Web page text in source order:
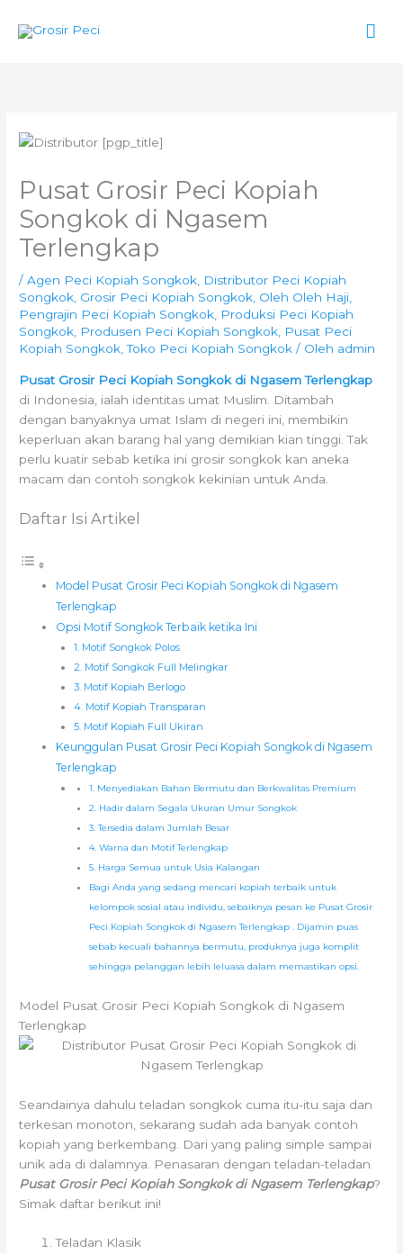
Pusat Grosir Peci Kopiah
Songkok di Ngasem
Terlengkap
/Agen Peci Kopiah Songkok, Distributor Peci Kopiah
Songkok, Grosir Peci Kopiah Songkok, Oleh Oleh Haji,
Pengrajin Peci Kopiah Songkok, Produksi Peci Kopiah
Songkok, Produsen Peci Kopiah Songkok, Pusat Peci
Kopiah Songkok,Toko Peci Kopiah Songkok / Oleh admin
Pusat Grosir Peci Kopiah Songkok di Ngasem Terlengkap
di Indonesia, ialah identitas umat Muslim. Ditambah
dengan banyaknya umat Islam di negeri ini, membikin
keperluan akan barang hal yang demikian kian tinggi. Tak
perlu kuatir sebab ketika ini grosir songkok kan aneka
macam dan contoh songkok kekinian untuk Anda.
Daftar Isi Artikel
Model Pusat Grosir Peci Kopiah Songkok di Ngasem
Terlengkap
Opsi Motif Songkok Terbaik ketika Ini
1. Motif Songkok Polos
2. Motif Songkok Full Melingkar
3. Motif Kopiah Berlogo
4. Motif Kopiah Transparan
5. Motif Kopiah Full Ukiran
Keunggulan Pusat Grosir Peci Kopiah Songkok di Ngasem
Terlengkap
1. Menyediakan Bahan Bermutu dan Berkwalitas Premium
2. Hadir dalam Segala Ukuran Umur Songkok
3. Tersedia dalam Jumlah Besar
4. Warna dan Motif Terlengkap
5. Harga Semua untuk Usia Kalangan
Bagi Anda yang sedang mencari kopiah terbaik untuk
kelompok sosial atau individu, sebaiknya pesan ke Pusat Grosir
Peci Kopiah Songkok di Ngasem Terlengkap . Dijamin puas
sebab kecuali bahannya bermutu, produknya juga komplit
sehingga pelanggan lebih leluasa dalam memastikan opsi.
Model Pusat Grosir Peci Kopiah Songkok di Ngasem
Terlengkap
Seandainya dahulu teladan songkok cuma itu-itu saja dan
terkesan monoton, sekarang sudah ada banyak contoh
kopiah yang berkembang. Dari yang paling simple sampai
unik ada di dalamnya. Penasaran dengan teladan-teladan
Pusat Grosir Peci Kopiah Songkok di Ngasem Terlengkap?
Simak daftar berikut ini!
Teladan Klasik